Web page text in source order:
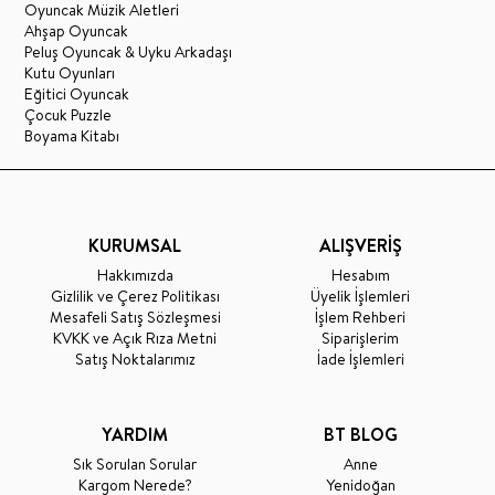
Oyuncak Müzik Aletleri
Ahşap Oyuncak
Peluş Oyuncak & Uyku Arkadaşı
Kutu Oyunları
Eğitici Oyuncak
Çocuk Puzzle
Boyama Kitabı
KURUMSAL
Hakkımızda
Gizlilik ve Çerez Politikası
Mesafeli Satış Sözleşmesi
KVKK ve Açık Rıza Metni
Satış Noktalarımız
ALIŞVERİŞ
Hesabım
Üyelik İşlemleri
İşlem Rehberi
Siparişlerim
İade İşlemleri
YARDIM
Sık Sorulan Sorular
Kargom Nerede?
BT BLOG
Anne
Yenidoğan